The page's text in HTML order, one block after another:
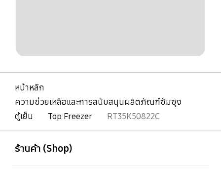
หน้าหลัก
ความช่วยเหลือและการสนับสนุนผลิตภัณฑ์ซัมซุง
ตู้เย็น
Top Freezer RT35K50822C
ร้านค้า (Shop)